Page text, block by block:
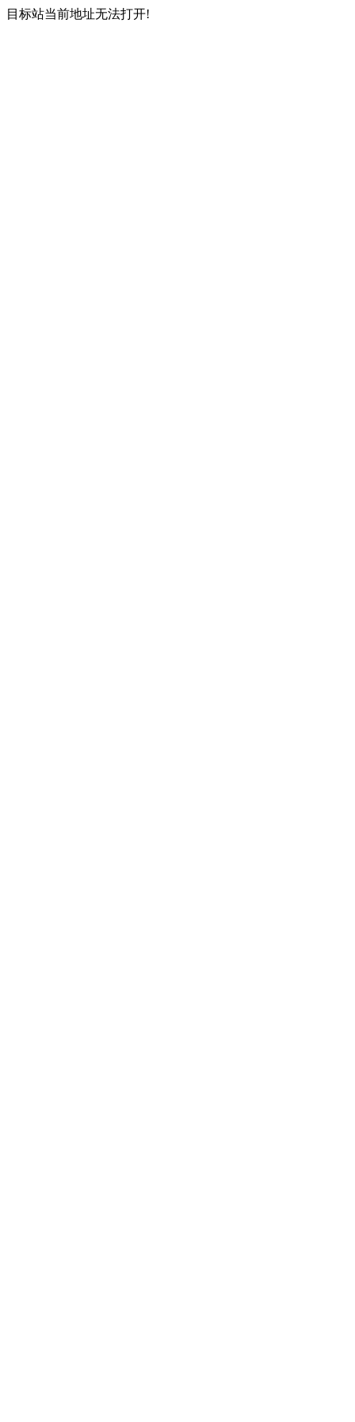
目标站当前地址无法打开!